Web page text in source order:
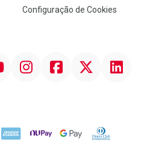
Configuração de Cookies
InstagramFacebookTwitter Linkedin
AMEX NuPay Google PayDiners Club